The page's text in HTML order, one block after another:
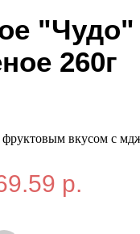
"Чудо"
260г
фруктовым вкусом с
р.